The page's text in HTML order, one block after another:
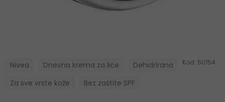
Nivea Dnevna krema za lice
Dehidrirana
Za sve vrste kože
Bez zaštite SPF
Kod: 50154